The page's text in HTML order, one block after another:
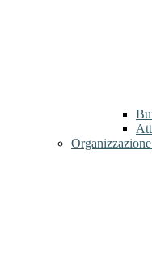
Organizzazione